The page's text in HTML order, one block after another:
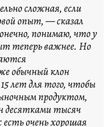
сложная, если
опыт, — сказал
понимаю, что у
теперь важнее. Но
обычный клон
лет для того, чтобы
продуктом,
десятками тысяч
есть очень хорошая